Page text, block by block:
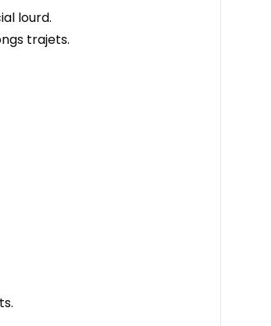
lourd.
trajets.